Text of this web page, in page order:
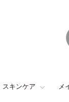
スキンケア メ